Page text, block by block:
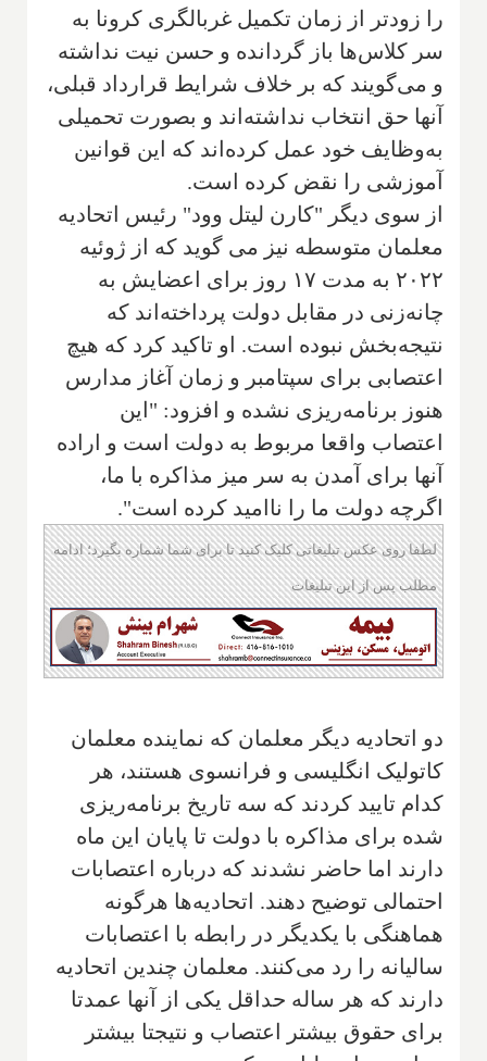
را زودتر از زمان تکمیل غربالگری کرونا به
سر کلاس‌ها باز گردانده و حسن نیت نداشته
و می‌گویند که بر خلاف شرایط قرارداد قبلی،
آنها حق انتخاب نداشته‌اند و بصورت تحمیلی
به‌وظایف خود عمل کرده‌اند که این قوانین
آموزشی را نقض کرده است.
از سوی دیگر "کارن لیتل وود" رئیس اتحادیه
معلمان متوسطه نیز می گوید که از ژوئیه
۲۰۲۲ به مدت ۱۷ روز برای اعضایش به
چانه‌زنی در مقابل دولت پرداخته‌اند که
نتیجه‌بخش نبوده است. او تاکید کرد که هیچ
اعتصابی برای سپتامبر و زمان آغاز مدارس
هنوز برنامه‌ریزی نشده و افزود: "این
اعتصاب واقعا مربوط به دولت است و اراده
آنها برای آمدن به سر میز مذاکره با ما،
اگرچه دولت ما را ناامید کرده است".
لطفا روی عکس تبلیغاتی کلیک کنید تا برای شما شماره بگیرد؛ ادامه
مطلب پس از این تبلیغات
دو اتحادیه دیگر معلمان که نماینده معلمان
کاتولیک انگلیسی و فرانسوی هستند، هر
کدام تایید کردند که سه تاریخ برنامه‌ریزی
شده برای مذاکره با دولت تا پایان این ماه
دارند اما حاضر نشدند که درباره اعتصابات
احتمالی توضیح دهند. اتحادیه‌ها هرگونه
هماهنگی با یکدیگر در رابطه با اعتصابات
سالیانه را رد می‌کنند. معلمان چندین اتحادیه
دارند که هر ساله حداقل یکی از آنها عمدتا
برای حقوق بیشتر اعتصاب و نتیجتا بیشتر